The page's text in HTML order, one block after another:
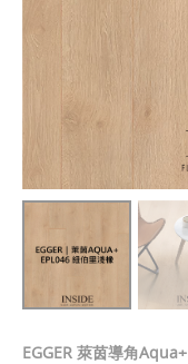
EGGER 萊茵導角Aqua+